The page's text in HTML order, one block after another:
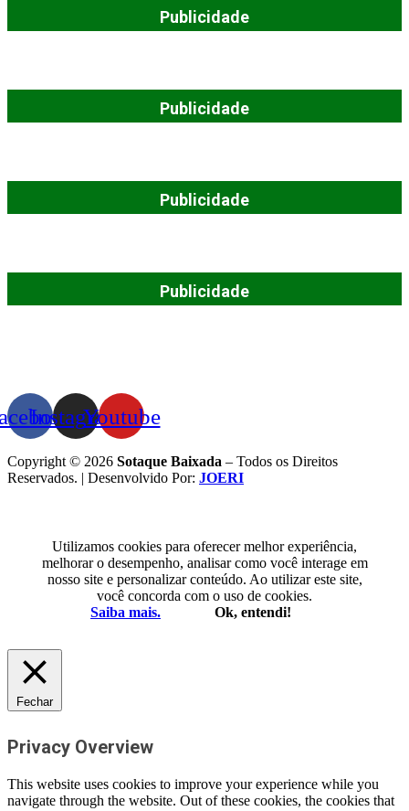
Publicidade
Publicidade
Publicidade
Publicidade
InstagramYoutube
Copyright © 2026 Sotaque Baixada – Todos os Direitos
Reservados. | Desenvolvido Por: JOERI
Utilizamos cookies para oferecer melhor experiência,
melhorar o desempenho, analisar como você interage em
nosso site e personalizar conteúdo. Ao utilizar este site,
você concorda com o uso de cookies.
Saiba mais.
Ok, entendi!
Fechar
Privacy Overview
This website uses cookies to improve your experience while you
navigate through the website. Out of these cookies, the cookies that